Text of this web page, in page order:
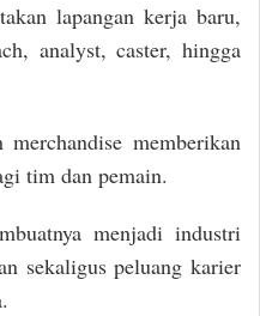
lapangan kerja baru,
analyst, caster, hingga
memberikan
tim dan pemain.
menjadi industri
sekaligus peluang karier